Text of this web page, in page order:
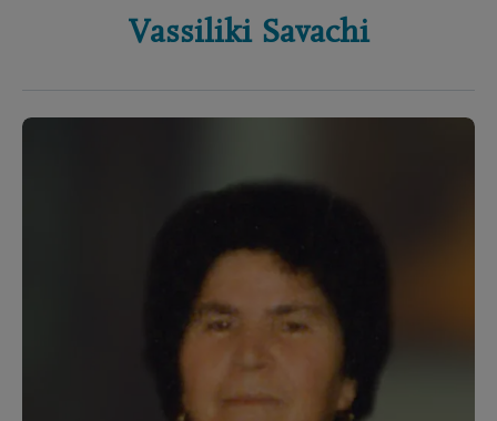
Vassiliki Savachi